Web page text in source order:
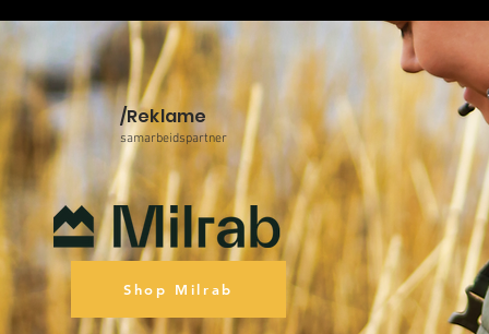
/Reklame
samarbeidspartner
Shop Milrab